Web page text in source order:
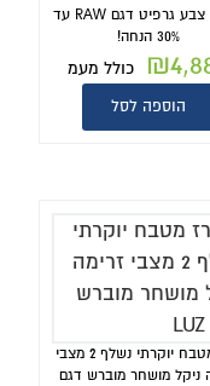
זרימה צבע גרפיט דגם RAW עד
30% הנחה!
₪ כולל מעמ
הוספה לסל
ברז מטבח יוקרתי נשלף 2 מצבי
ניקל מושחר מוברש דגם